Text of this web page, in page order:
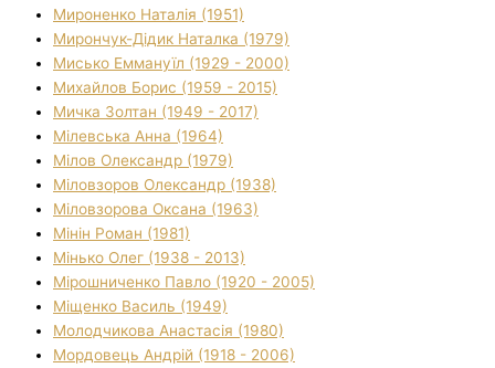
Мироненко Наталія (1951)
Мирончук-Дідик Наталка (1979)
Мисько Еммануїл (1929 - 2000)
Михайлов Борис (1959 - 2015)
Мичка Золтан (1949 - 2017)
Мілевська Анна (1964)
Мілов Олександр (1979)
Міловзоров Олександр (1938)
Міловзорова Оксана (1963)
Мінін Роман (1981)
Мінько Олег (1938 - 2013)
Мірошниченко Павло (1920 - 2005)
Міщенко Василь (1949)
Молодчикова Анастасія (1980)
Мордовець Андрій (1918 - 2006)